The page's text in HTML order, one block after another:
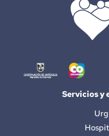
Servicios y